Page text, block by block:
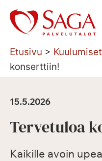
Siirry
sisältöön
Etusivu > Kuulumiset
konserttiin!
15.5.2026
Tervetuloa
Kaikille avoin